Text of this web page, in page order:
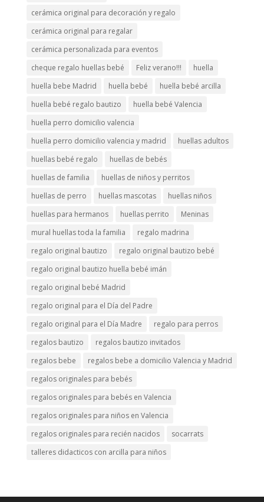
cerámica original para decoración y regalo
cerámica original para regalar
cerámica personalizada para eventos
cheque regalo huellas bebé
Feliz verano!!!
huella
huella bebe Madrid
huella bebé
huella bebé arcilla
huella bebé regalo bautizo
huella bebé Valencia
huella perro domicilio valencia
huella perro domicilio valencia y madrid
huellas adultos
huellas bebé regalo
huellas de bebés
huellas de familia
huellas de niños y perritos
huellas de perro
huellas mascotas
huellas niños
huellas para hermanos
huellas perrito
Meninas
mural huellas toda la familia
regalo madrina
regalo original bautizo
regalo original bautizo bebé
regalo original bautizo huella bebé imán
regalo original bebé Madrid
regalo original para el Día del Padre
regalo original para el Día Madre
regalo para perros
regalos bautizo
regalos bautizo invitados
regalos bebe
regalos bebe a domicilio Valencia y Madrid
regalos originales para bebés
regalos originales para bebés en Valencia
regalos originales para niños en Valencia
regalos originales para recién nacidos
socarrats
talleres didacticos con arcilla para niños